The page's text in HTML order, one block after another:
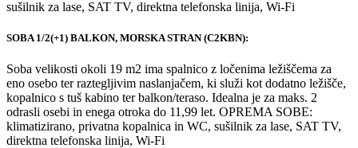
sušilnik za lase, SAT TV, direktna telefonska linija, Wi-Fi
SOBA 1/2(+1) BALKON, MORSKA STRAN (C2KBN):
Soba velikosti okoli 19 m2 ima spalnico z ločenima ležiščema za
eno osebo ter raztegljivim naslanjačem, ki služi kot dodatno ležišče,
kopalnico s tuš kabino ter balkon/teraso. Idealna je za maks. 2
odrasli osebi in enega otroka do 11,99 let. OPREMA SOBE:
klimatizirano, privatna kopalnica in WC, sušilnik za lase, SAT TV,
direktna telefonska linija, Wi-Fi